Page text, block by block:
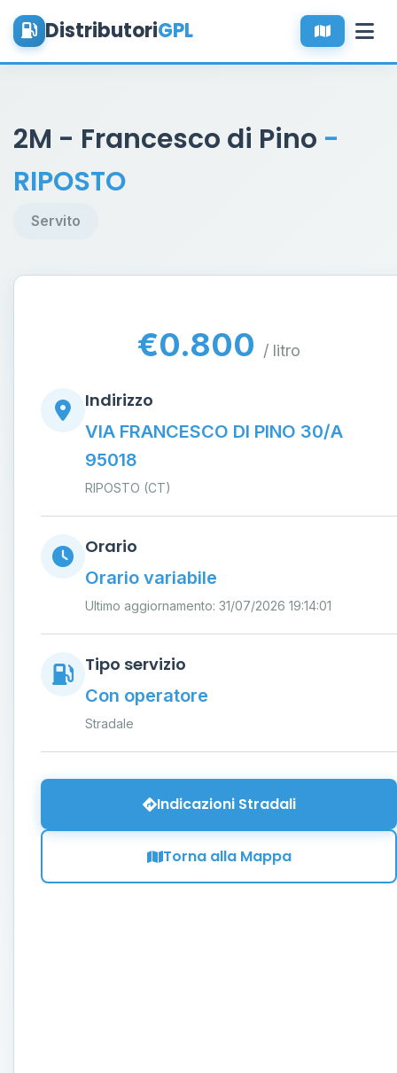
DistributoriGPL
2M - Francesco di Pino -
RIPOSTO
Servito
€0.800 / litro
Indirizzo
VIA FRANCESCO DI PINO 30/A
95018
RIPOSTO (CT)
Orario
Orario variabile
Ultimo aggiornamento: 31/07/2026 19:14:01
Tipo servizio
Con operatore
Stradale
Indicazioni Stradali
Torna alla Mappa